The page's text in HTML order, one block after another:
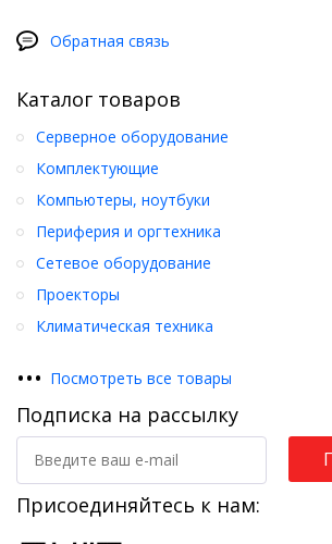
Обратная связь
Каталог товаров
Серверное оборудование
Комплектующие
Компьютеры, ноутбуки
Периферия и оргтехника
Сетевое оборудование
Проекторы
Климатическая техника
••• Посмотреть все товары
Подписка на рассылку
Присоединяйтесь к нам: